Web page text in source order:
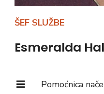
ŠEF SLUŽBE
Esmeralda
Pomoćnica